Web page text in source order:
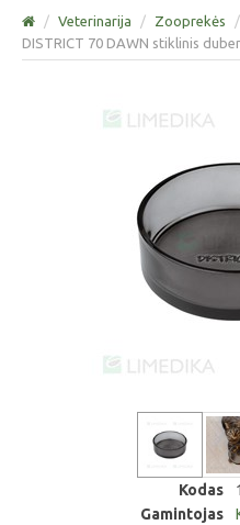
/ Veterinarija / Zooprekės /
DISTRICT 70 DAWN stiklinis
Kodas
Gamintojas